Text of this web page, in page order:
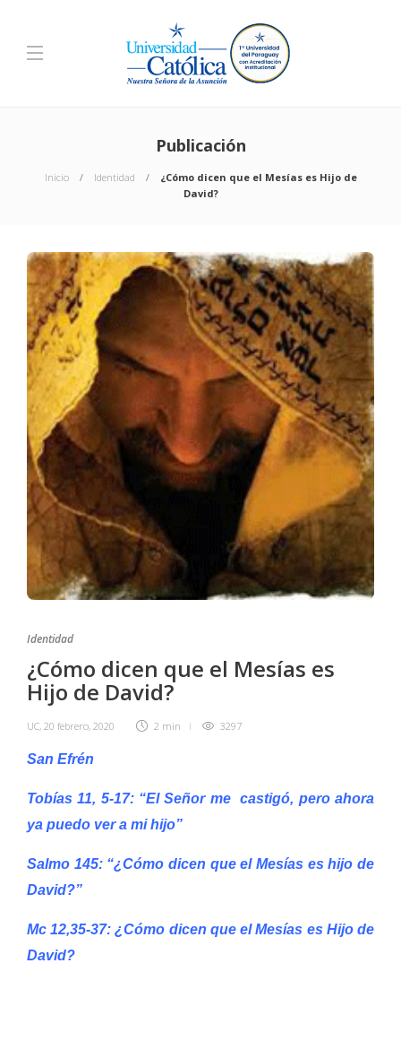
Publicación
Inicio Identidad
¿Cómo dicen que el Mesías es Hijo de
David?
Identidad
¿Cómo dicen que el Mesías es
Hijo de David?
UC, 20 febrero, 2020 2 min 3297
San Efrén
Tobías 11, 5-17: “El Señor me castigó, pero ahora
ya puedo ver a mi hijo”
Salmo 145: “¿Cómo dicen que el Mesías es hijo de
David?”
Mc 12,35-37: ¿Cómo dicen que el Mesías es Hijo de
David?